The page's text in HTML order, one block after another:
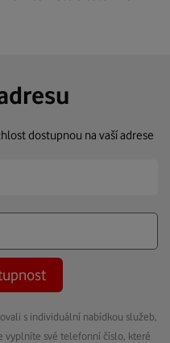
dostupnou na vaší adrese
s individuální nabídkou služeb,
vyplníte své telefonní číslo, které